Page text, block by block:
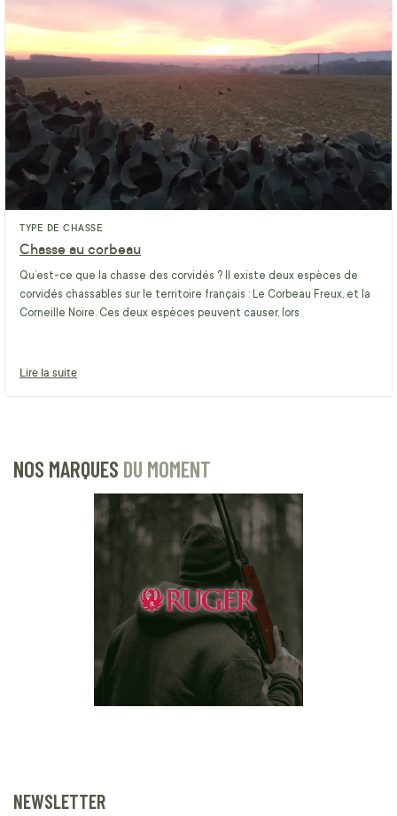
TYPE DE CHASSE
Chasse au corbeau
Qu’est-ce que la chasse des corvidés ? Il existe deux espèces de
corvidés chassables sur le territoire français : Le Corbeau Freux, et la
Corneille Noire. Ces deux espèces peuvent causer, lors
Lire la suite
NOS MARQUES DU MOMENT
NEWSLETTER